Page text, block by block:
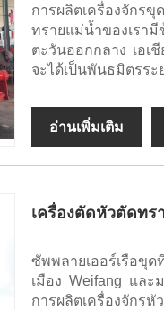
การผลิตเครื่องจักรขุ
ทรายแม่น้ำของเรา
ตะวันออกกลาง เอเ
จะได้เป็นพันธมิตรร
อ่านเพิ่มเติม
เครื่องตัดหัวตัดทร
ซัพพลายเออร์เรือขุด
เมือง Weifang แล
การผลิตเครื่องจักร